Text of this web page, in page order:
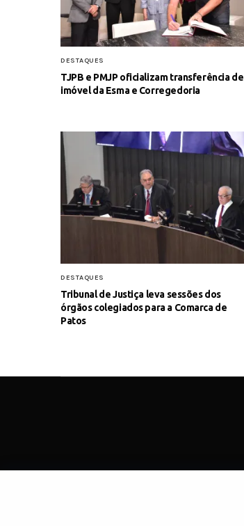
DESTAQUES
TJPB e PMJP oficializam transferência de
imóvel da Esma e Corregedoria
DESTAQUES
Tribunal de Justiça leva sessões dos
órgãos colegiados para a Comarca de
Patos